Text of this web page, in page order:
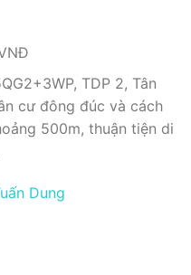
TDP 2, Tân
cư đông đúc và cách
500m, thuận tiện di
Dung